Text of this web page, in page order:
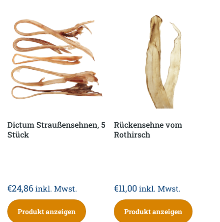
Dictum Straußensehnen, 5
Stück
€24,86inkl. Mwst.
Produkt anzeigen
Rückensehne vom
Rothirsch
€11,00 inkl. Mwst.
Produkt anzeigen